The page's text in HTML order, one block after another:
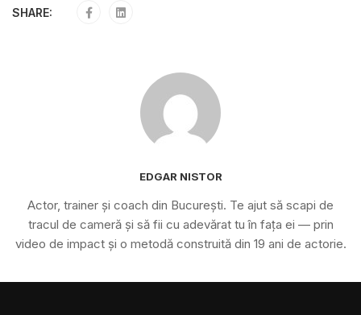
SHARE:
EDGAR NISTOR
Actor, trainer și coach din București. Te ajut să scapi de
tracul de cameră și să fii cu adevărat tu în fața ei — prin
video de impact și o metodă construită din 19 ani de actorie.